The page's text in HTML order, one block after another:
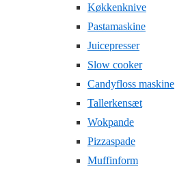
Køkkenknive
Pastamaskine
Juicepresser
Slow cooker
Candyfloss maskine
Tallerkensæt
Wokpande
Pizzaspade
Muffinform